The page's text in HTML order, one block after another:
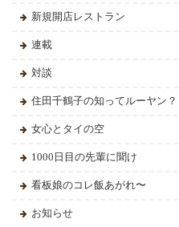
新規開店レストラン
連載
対談
住田千鶴子の知ってルーヤン？
女心とタイの空
1000日目の先輩に聞け
看板娘のコレ飯あがれ〜
お知らせ